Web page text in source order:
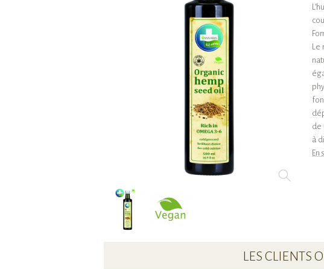
Le
de
à
En
LES CLIENTS